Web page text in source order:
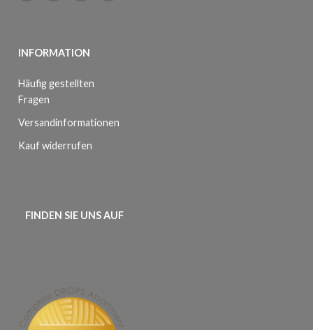
INFORMATION
Häufig gestellten
Fragen
Versandinformationen
Kauf widerrufen
FINDEN SIE UNS AUF